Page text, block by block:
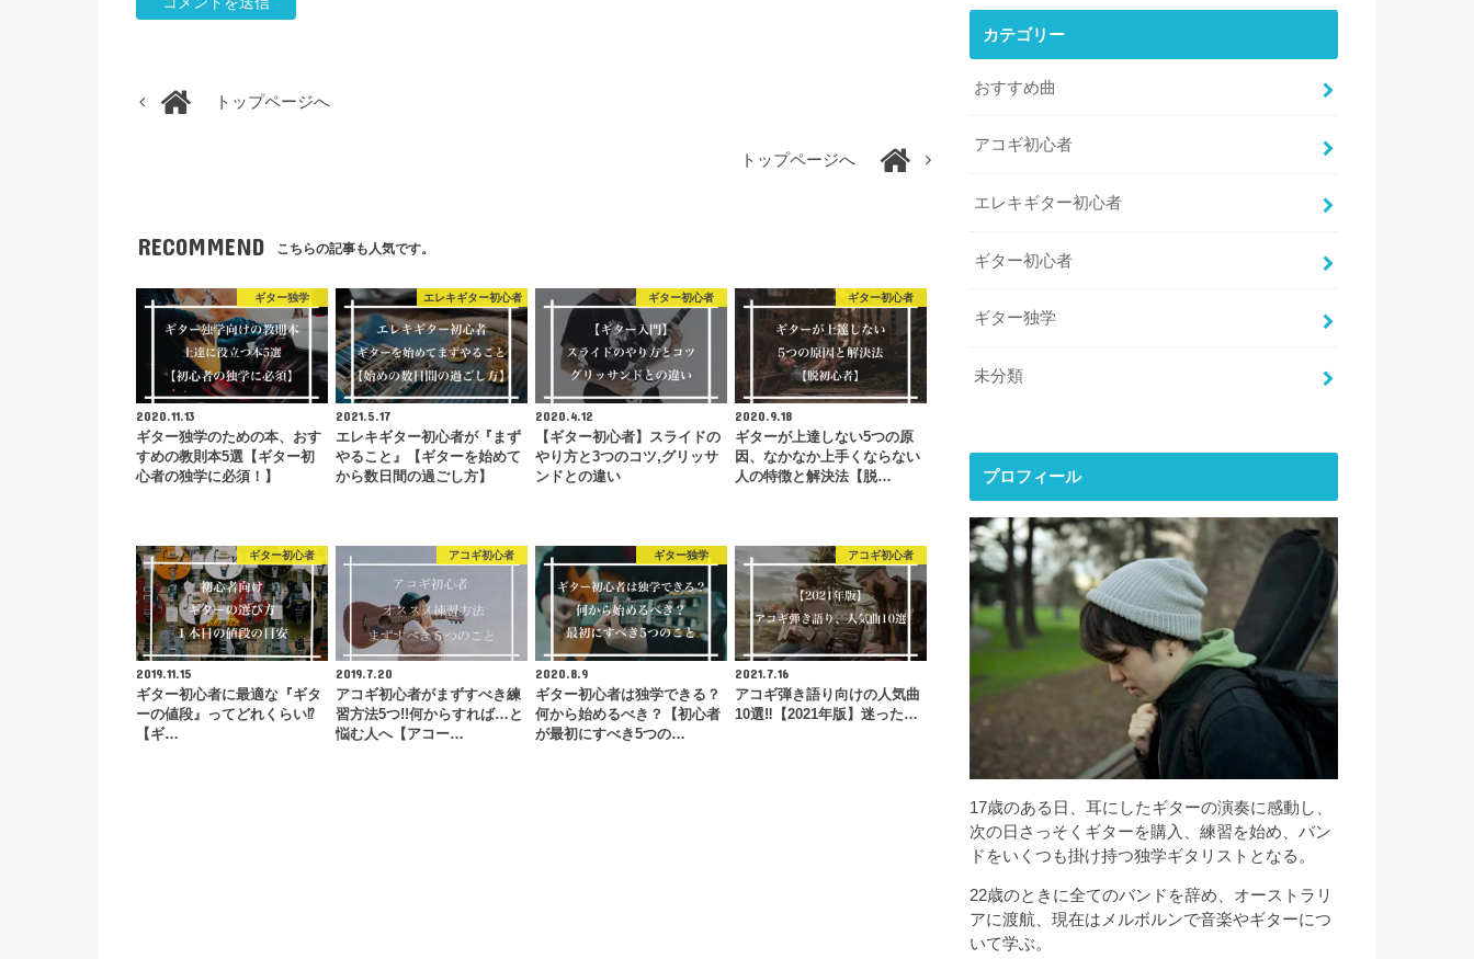
トップページへ
トップページへ
RECOMMEND こちらの記事も人気です。
ギター独学
2020.11.13
ギター独学のための本、おす
すめの教則本5選【ギター初
心者の独学に必須！】
エレキギター初心者
2021.5.17
エレキギター初心者が『まず
やること』【ギターを始めて
から数日間の過ごし方】
ギター初心者
2020.4.12
【ギター初心者】スライドの
やり方と3つのコツ,グリッサ
ンドとの違い
ギター初心者
2020.9.18
ギターが上達しない5つの原
因、なかなか上手くならない
人の特徴と解決法【脱…
ギター初心者
2019.11.15
ギター初心者に最適な『ギタ
ーの値段』ってどれくらい⁉︎
【ギ…
アコギ初心者
2019.7.20
アコギ初心者がまずすべき練
習方法5つ!!何からすれば…と
悩む人へ【アコー…
ギター独学
2020.8.9
ギター初心者は独学できる？
何から始めるべき？【初心者
が最初にすべき5つの…
アコギ初心者
2021.7.16
アコギ弾き語り向けの人気曲
10選‼︎【2021年版】迷った…
カテゴリー
おすすめ曲
アコギ初心者
エレキギター初心者
ギター初心者
ギター独学
未分類
プロフィール
17歳のある日、耳にしたギターの演奏に感動し、
次の日さっそくギターを購入、練習を始め、バン
ドをいくつも掛け持つ独学ギタリストとなる。
22歳のときに全てのバンドを辞め、オーストラリ
アに渡航、現在はメルボルンで音楽やギターにつ
いて学ぶ。